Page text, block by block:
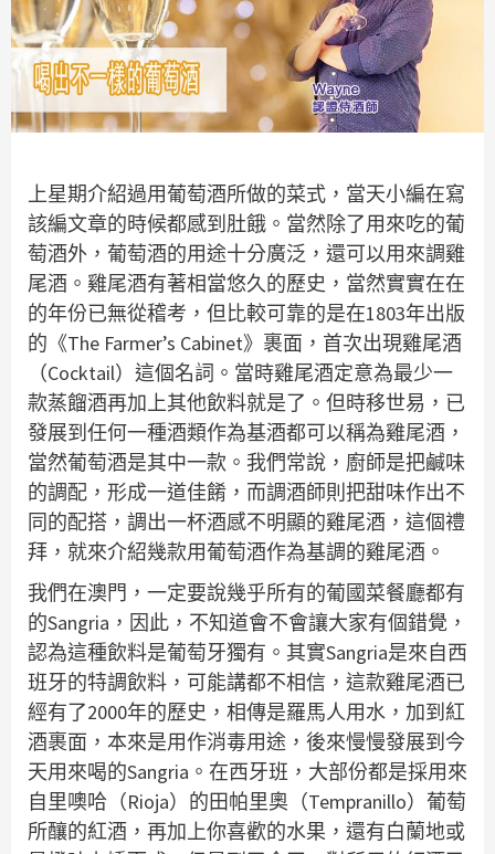
上星期介紹過用葡萄酒所做的菜式，當天小編在寫
該編文章的時候都感到肚餓。當然除了用來吃的葡
萄酒外，葡萄酒的用途十分廣泛，還可以用來調雞
尾酒。雞尾酒有著相當悠久的歷史，當然實實在在
的年份已無從稽考，但比較可靠的是在1803年出版
的《The Farmer’s Cabinet》裹面，首次出現雞尾酒
（Cocktail）這個名詞。當時雞尾酒定意為最少一
款蒸餾酒再加上其他飲料就是了。但時移世易，已
發展到任何一種酒類作為基酒都可以稱為雞尾酒，
當然葡萄酒是其中一款。我們常說，廚師是把鹹味
的調配，形成一道佳餚，而調酒師則把甜味作出不
同的配搭，調出一杯酒感不明顯的雞尾酒，這個禮
拜，就來介紹幾款用葡萄酒作為基調的雞尾酒。
我們在澳門，一定要說幾乎所有的葡國菜餐廳都有
的Sangria，因此，不知道會不會讓大家有個錯覺，
認為這種飲料是葡萄牙獨有。其實Sangria是來自西
班牙的特調飲料，可能講都不相信，這款雞尾酒已
經有了2000年的歷史，相傳是羅馬人用水，加到紅
酒裹面，本來是用作消毒用途，後來慢慢發展到今
天用來喝的Sangria。在西牙班，大部份都是採用來
自里噢哈（Rioja）的田帕里奧（Tempranillo）葡萄
所釀的紅酒，再加上你喜歡的水果，還有白蘭地或